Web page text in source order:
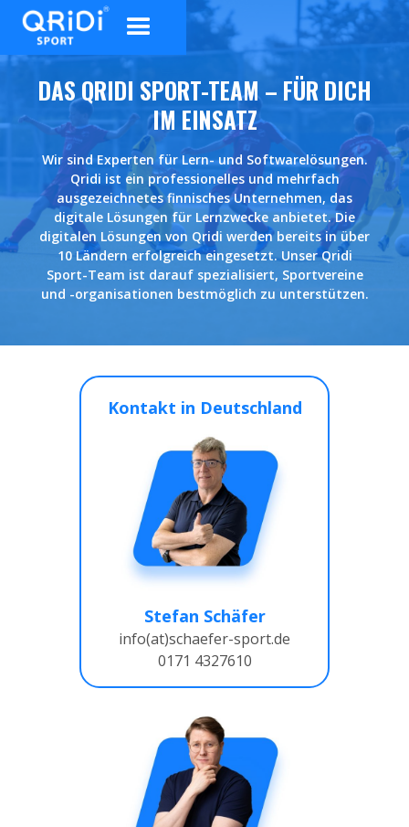
DAS QRIDI SPORT-TEAM – FÜR DICH
IM EINSATZ
Wir sind Experten für Lern- und Softwarelösungen.
Qridi ist ein professionelles und mehrfach
ausgezeichnetes finnisches Unternehmen, das
digitale Lösungen für Lernzwecke anbietet. Die
digitalen Lösungen von Qridi werden bereits in über
10 Ländern erfolgreich eingesetzt. Unser Qridi
Sport-Team ist darauf spezialisiert, Sportvereine
und -organisationen bestmöglich zu unterstützen.
Kontakt in Deutschland
Stefan Schäfer
info(at)schaefer-sport.de
0171 4327610